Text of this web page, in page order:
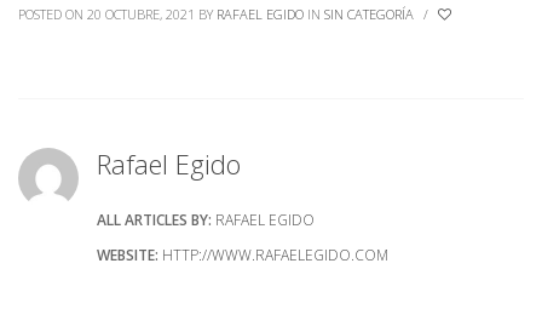
POSTED ON 20 OCTUBRE, 2021 BY RAFAEL EGIDO IN SIN CATEGORÍA /
Rafael Egido
ALL ARTICLES BY: RAFAEL EGIDO
WEBSITE: HTTP://WWW.RAFAELEGIDO.COM